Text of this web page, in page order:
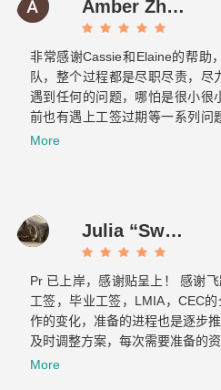
Amber Zhang
非常感谢Cassie和Elaine的帮助
队，整个过程都是尽职尽责，尽
遇到任何的问题，哪怕是很小很
前也有遇上工签过期等一系列问
的方案，提前做好各种应对的准
More
Julia “Sweet tooth” J
Pr 已上岸，感谢贴呈上！ 感谢
工签，毕业工签，LMIA，CEC
作的变化，准备的进程也是逐步
及时调整方案，每次需要准备的
Cassie 和 Elaine…...
More